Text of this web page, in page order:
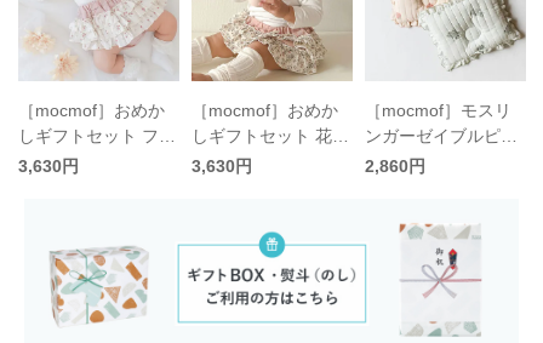
［mocmof］おめか
しギフトセット フリ
ル／モクモフ
3,630円
［mocmof］おめか
しギフトセット 花刺
繍／モクモフ
3,630円
［mocmof］モスリ
ンガーゼイブルピロ
ー／モクモフ
2,860円